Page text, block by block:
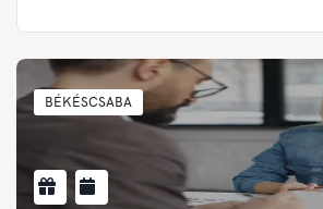
BÉKÉSCSABA